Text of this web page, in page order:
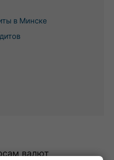
в Минске
валют